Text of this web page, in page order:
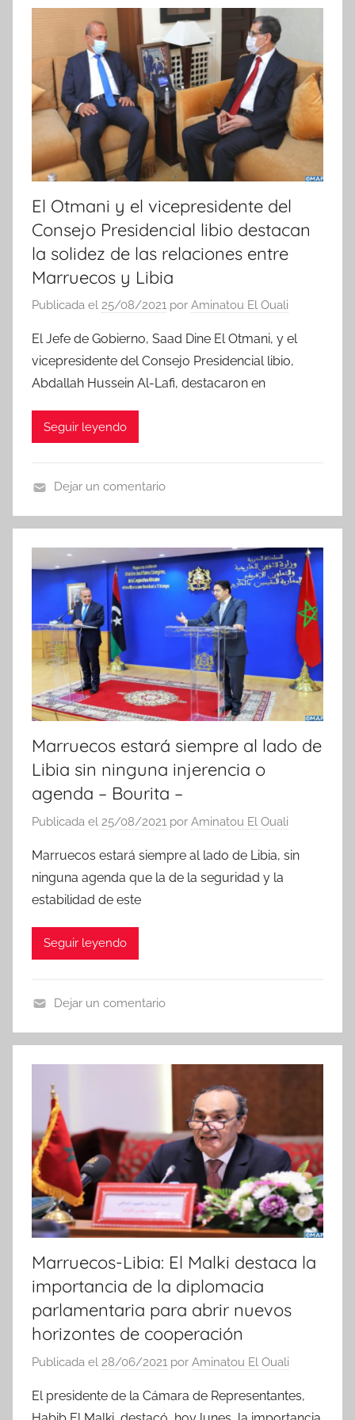
t
a
s
El Otmani y el vicepresidente del
Consejo Presidencial libio destacan
la solidez de las relaciones entre
Marruecos y Libia
Publicada el 25/08/2021 por Aminatou El Ouali
El Jefe de Gobierno, Saad Dine El Otmani, y el
vicepresidente del Consejo Presidencial libio,
Abdallah Hussein Al-Lafi, destacaron en
Seguir leyendo
o
t
i
c
a
Dejar un comentario
Marruecos estará siempre al lado de
Libia sin ninguna injerencia o
agenda – Bourita –
Publicada el 25/08/2021 por Aminatou El Ouali
Marruecos estará siempre al lado de Libia, sin
ninguna agenda que la de la seguridad y la
estabilidad de este
Seguir leyendo
o
t
a
s
Dejar un comentario
Marruecos-Libia: El Malki destaca la
importancia de la diplomacia
parlamentaria para abrir nuevos
horizontes de cooperación
Publicada el 28/06/2021 por Aminatou El Ouali
El presidente de la Cámara de Representantes,